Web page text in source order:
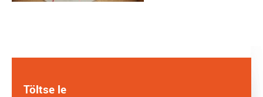
Töltse le